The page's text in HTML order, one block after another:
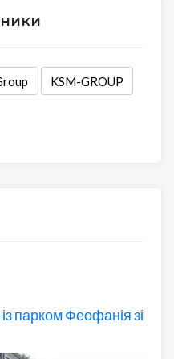
KSM-GROUP
парком Феофанія зі